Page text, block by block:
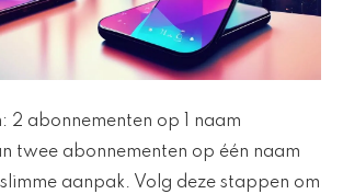
2 abonnementen op 1 naam
twee abonnementen op één naam
aanpak. Volg deze stappen om